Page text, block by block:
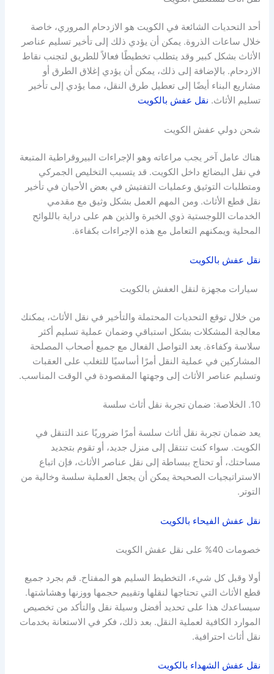
أحد التحديات الشائعة في الكويت هو الازدحام المروري، خاصة
خلال ساعات الذروة. يمكن أن يؤدي ذلك إلى تأخير تسليم عناصر
الأثاث بشكل كبير وقد يتطلب تخطيطًا فعالاً للطريق لتجنب نقاط
الازدحام. بالإضافة إلى ذلك، يمكن أن يؤدي إغلاق الطرق أو
مشاريع البناء أيضًا إلى تعطيل طرق النقل، مما يؤدي إلى تأخير
تسليم الأثاث. نقل عفش بالكويت
شحن دولي عفش الكويت
هناك عامل آخر يجب مراعاته وهو الإجراءات البيروقراطية المتبعة
في نقل البضائع داخل الكويت. قد يتسبب التخليص الجمركي
ومتطلبات التوثيق وعمليات التفتيش في بعض الأحيان في تأخير
نقل قطع الأثاث. ومن المهم العمل بشكل وثيق مع مقدمي
الخدمات اللوجستية ذوي الخبرة والذين هم على دراية باللوائح
المحلية ويمكنهم التعامل مع هذه الإجراءات بكفاءة.
نقل عفش بالكويت
سيارات مجهزة لنقل العفش بالكويت
من خلال توقع التحديات المحتملة والتأخير في نقل الأثاث، يمكنك
معالجة المشكلات بشكل استباقي وضمان عملية تسليم أكثر
سلاسة وكفاءة. يعد التواصل الفعال مع جميع أصحاب المصلحة
المشاركين في عملية النقل أمرًا أساسيًا للتغلب على العقبات
وتسليم عناصر الأثاث إلى وجهتها المقصودة في الوقت المناسب.
10. الخلاصة: ضمان تجربة نقل أثاث سلسة
يعد ضمان تجربة نقل أثاث سلسة أمرًا ضروريًا عند التنقل في
الكويت. سواء كنت تنتقل إلى منزل جديد، أو تقوم بتجديد
مساحتك، أو تحتاج ببساطة إلى نقل عناصر الأثاث، فإن اتباع
الاستراتيجيات الصحيحة يمكن أن يجعل العملية سلسة وخالية من
التوتر.
نقل عفش الفيحاء بالكويت
خصومات 40% على نقل عفش الكويت
أولا وقبل كل شيء، التخطيط السليم هو المفتاح. قم بجرد جميع
قطع الأثاث التي تحتاجها لنقلها وتقييم حجمها ووزنها وهشاشتها.
سيساعدك هذا على تحديد أفضل وسيلة نقل والتأكد من تخصيص
الموارد الكافية لعملية النقل. بعد ذلك، فكر في الاستعانة بخدمات
نقل أثاث احترافية.
نقل عفش الشهداء بالكويت